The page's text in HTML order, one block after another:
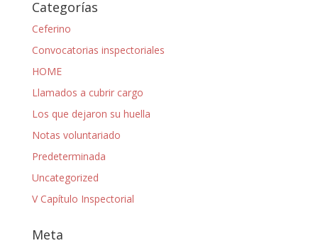
Categorías
Ceferino
Convocatorias inspectoriales
HOME
Llamados a cubrir cargo
Los que dejaron su huella
Notas voluntariado
Predeterminada
Uncategorized
V Capítulo Inspectorial
Meta